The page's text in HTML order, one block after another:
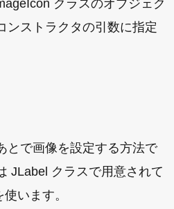
クラスのオブジェク
ンストラクタの引数に指定
とで画像を設定する方法で
JLabel クラスで用意されて
います。